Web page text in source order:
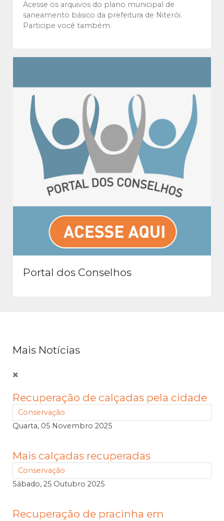
Acesse os arquivos do plano municipal de
saneamento básico da prefeitura de Niterói.
Participe você também.
Portal dos Conselhos
Mais Notícias
Recuperação de calçadas pela cidade
Conservação
Quarta, 05 Novembro 2025
Mais calçadas recuperadas
Conservação
Sábado, 25 Outubro 2025
Recuperação de pracinha em